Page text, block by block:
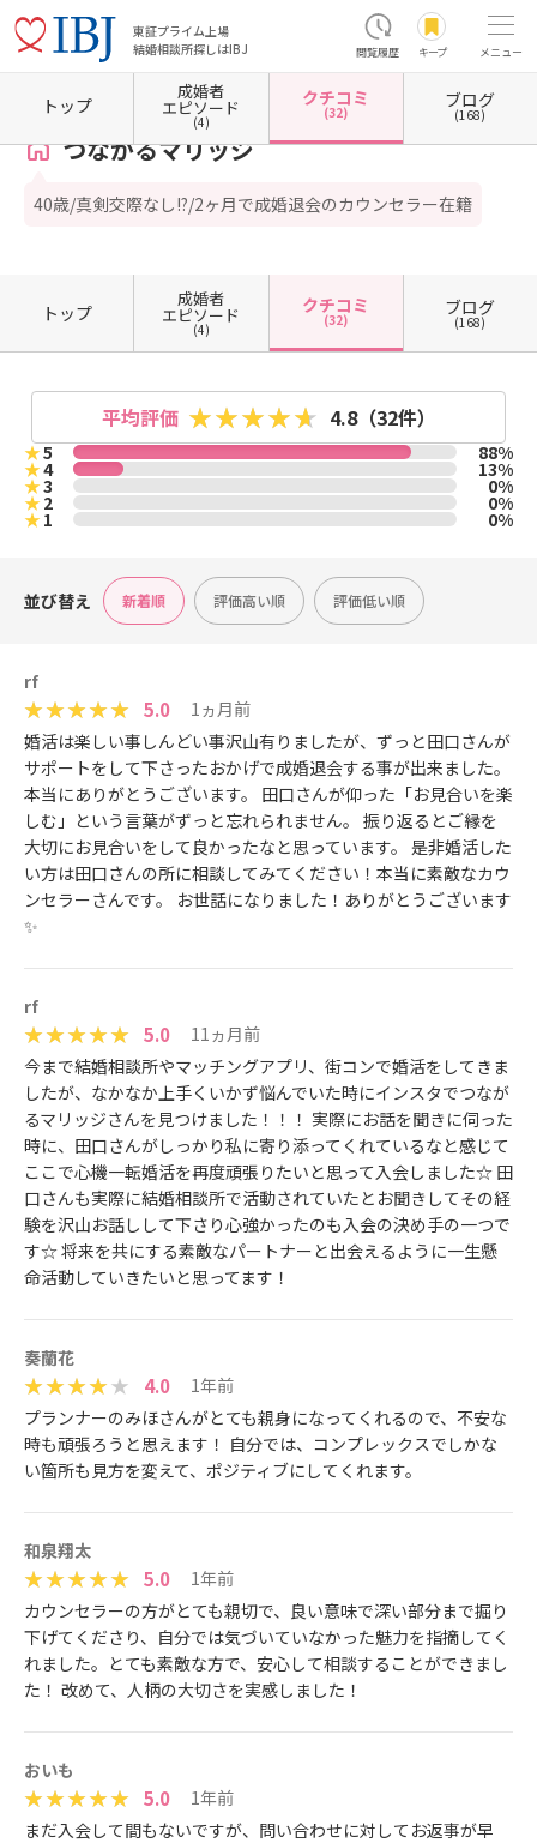
東証プライム上場
結婚相談所探しはIBJ
閲覧履歴 キープ メニュー
ホーム 沖縄県の結婚相談所 沖縄県浦添市 つながるマリッジ クチコミ一覧
つながるマリッジ
40歳/真剣交際なし!?/2ヶ月で成婚退会のカウンセラー在籍
トップ
成婚者
エピソード
(4)
クチコミ
(32)
ブログ
(168)
トップ
成婚者
エピソード
(4)
クチコミ
(32)
ブログ
(168)
平均評価 4.8（32件）
★5 88%
★4 13%
★3 0%
★2 0%
★1 0%
並び替え 新着順 評価高い順 評価低い順
rf
5.0
1ヵ月前
婚活は楽しい事しんどい事沢山有りましたが、ずっと田口さんが
サポートをして下さったおかげで成婚退会する事が出来ました。
本当にありがとうございます。 田口さんが仰った「お見合いを楽
しむ」という言葉がずっと忘れられません。 振り返るとご縁を
大切にお見合いをして良かったなと思っています。 是非婚活した
い方は田口さんの所に相談してみてください！本当に素敵なカウ
ンセラーさんです。 お世話になりました！ありがとうございます
✨️
rf
5.0
11ヵ月前
今まで結婚相談所やマッチングアプリ、街コンで婚活をしてきま
したが、なかなか上手くいかず悩んでいた時にインスタでつなが
るマリッジさんを見つけました！！！ 実際にお話を聞きに伺った
時に、田口さんがしっかり私に寄り添ってくれているなと感じて
ここで心機一転婚活を再度頑張りたいと思って入会しました☆ 田
口さんも実際に結婚相談所で活動されていたとお聞きしてその経
験を沢山お話しして下さり心強かったのも入会の決め手の一つで
す☆ 将来を共にする素敵なパートナーと出会えるように一生懸
命活動していきたいと思ってます！
奏蘭花
4.0
1年前
プランナーのみほさんがとても親身になってくれるので、不安な
時も頑張ろうと思えます！ 自分では、コンプレックスでしかな
い箇所も見方を変えて、ポジティブにしてくれます。
和泉翔太
5.0
1年前
カウンセラーの方がとても親切で、良い意味で深い部分まで掘り
下げてくださり、自分では気づいていなかった魅力を指摘してく
れました。とても素敵な方で、安心して相談することができまし
た！ 改めて、人柄の大切さを実感しました！
おいも
5.0
1年前
まだ入会して間もないですが、問い合わせに対してお返事が早